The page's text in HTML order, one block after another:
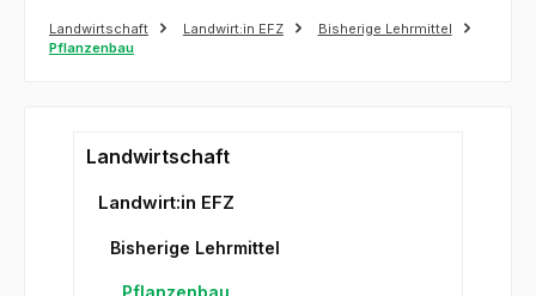
Landwirtschaft Landwirt:in EFZ
Bisherige Lehrmittel
Pflanzenbau
Landwirtschaft
Landwirt:in EFZ
Bisherige Lehrmittel